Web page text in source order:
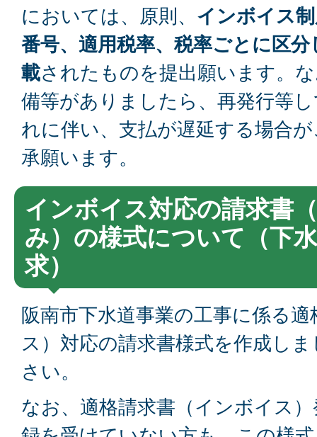
においては、原則、 インボイス
番号、適用税率、税率ごとに区
載されたものを提出願います。
備等がありましたら、再発行等
れに伴い、支払が遅延する場合
承願います。
インボイス対応の請求書
み）の様式について（下
求）
阪南市下水道事業の工事に係る
ス）対応の請求書様式を作成し
さい。
なお、適格請求書（インボイス